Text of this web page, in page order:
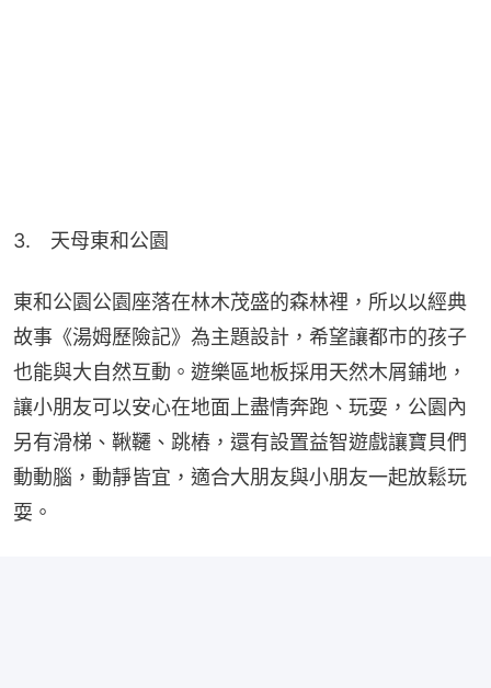
3.　天母東和公園
東和公園公園座落在林木茂盛的森林裡，所以以經典
故事《湯姆歷險記》為主題設計，希望讓都市的孩子
也能與大自然互動。遊樂區地板採用天然木屑鋪地，
讓小朋友可以安心在地面上盡情奔跑、玩耍，公園內
另有滑梯、鞦韆、跳樁，還有設置益智遊戲讓寶貝們
動動腦，動靜皆宜，適合大朋友與小朋友一起放鬆玩
耍。